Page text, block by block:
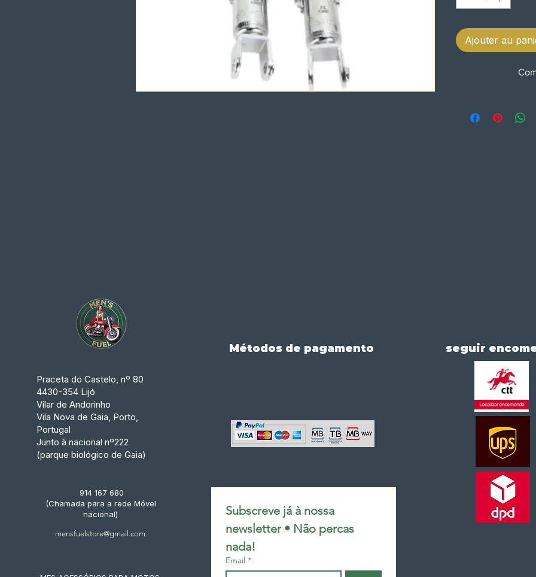
Ajouter au
Praceta do Castelo, nº 80
4430-354 Lijó
Vilar de Andorinho
Vila Nova de Gaia, Porto,
Portugal
Junto à nacional nº222
(parque biológico de Gaia)
914 167 680
(Chamada para a rede Móvel
nacional)
mensfuelstore@gmail.com
Métodos de pagamento
Subscreve já à nossa
newsletter • Não percas
nada!
Email *
seguir